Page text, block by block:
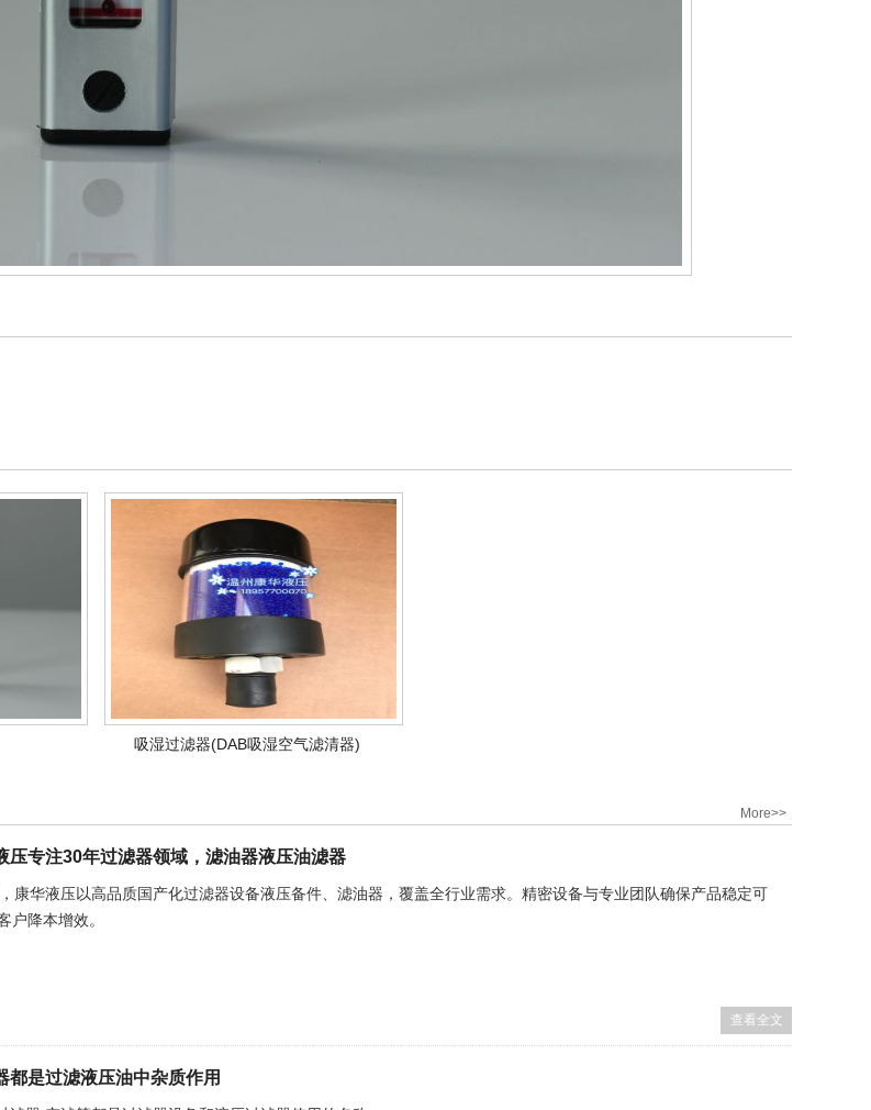
吸湿过滤器(DAB吸湿空气滤清器)
More>>
压专注30年过滤器领域，滤油器液压油滤器
康华液压以高品质国产化过滤器设备液压备件、滤油器，覆盖全行业需求。精密设备与专业团队确保产品稳定可
户降本增效。
查看全文
都是过滤液压油中杂质作用